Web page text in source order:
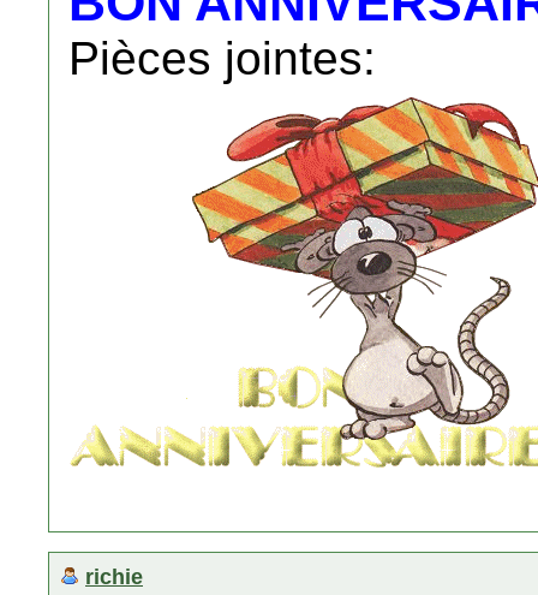
Pièces jointes:
richie